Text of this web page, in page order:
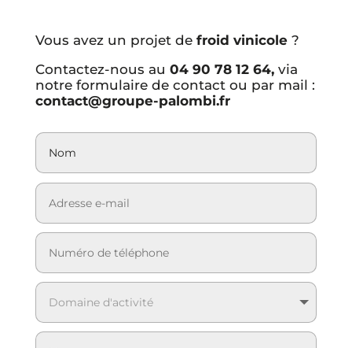
Vous avez un projet de froid vinicole?
Contactez-nous au 04 90 78 12 64, via
notre formulaire de contact ou par mail :
contact@groupe-palombi.fr